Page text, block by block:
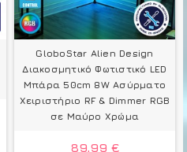
GloboStar Alien Design
Διακοσμητικό Φωτιστικό LED
Μπάρα 50cm 8W Ασύρματο
Χειριστήριο RF & Dimmer RGB
σε Μαύρο Χρώμα
89,99 €